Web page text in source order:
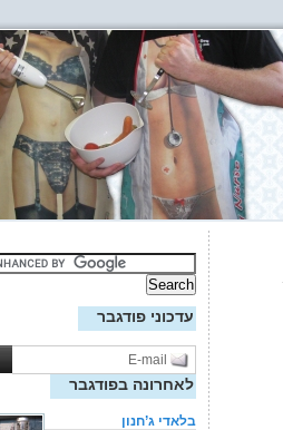
עדכוני פודגבר
לאחרונה בפודגבר
בלאדי ג’חנון